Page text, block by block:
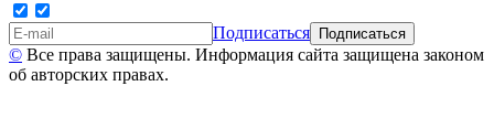
Подписаться
© Все права защищены. Информация сайта защищена законом
об авторских правах.